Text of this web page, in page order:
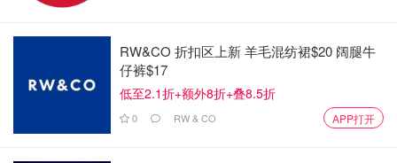
RW&CO 折扣区上新 羊毛混纺裙$20 阔腿牛
仔裤$17
低至2.1折+额外8折+叠8.5折
0 RW & CO APP打开